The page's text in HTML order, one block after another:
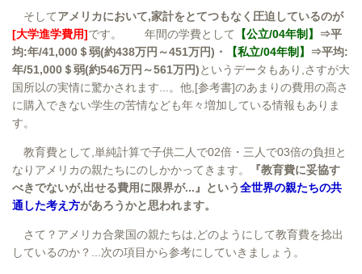
そしてアメリカにおいて,家計をとてつもなく圧迫しているのが
[大学進学費用]です。 年間の学費として 【公立/04年制】
⇒平
均:年/41,000＄弱(約438万円～451万円)・
【私立/04年制】
⇒平均:
年/51,000＄弱(約546万円～561万円)というデータもあり,さすが大
国所以の実情に驚かされます...。他,[参考書]のあまりの費用の高さ
に購入できない学生の苦情なども年々増加している情報もありま
す。
教育費として,単純計算で子供二人で02倍・三人で03倍の負担と
なりアメリカの親たちにのしかかってきます。
『教育費に妥協す
べきでないが,出せる費用に限界が...』という全世界の親たちの共
通した考え方があろうかと思われます。
さて？アメリカ合衆国の親たちは,どのようにして教育費を捻出
しているのか？...次の項目から参考にしていきましょう。